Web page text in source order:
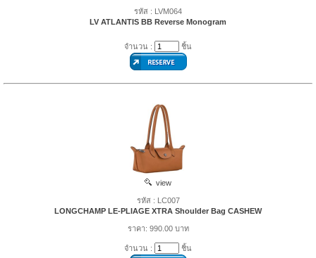
รหัส : LVM064
LV ATLANTIS BB Reverse Monogram
จำนวน : ชิ้น
view
รหัส : LC007
LONGCHAMP LE-PLIAGE XTRA Shoulder Bag CASHEW
ราคา: 990.00 บาท
จำนวน : ชิ้น